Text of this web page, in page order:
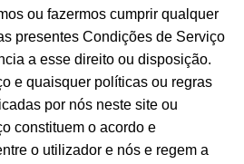
ou fazermos cumprir qualquer
presentes Condições de Serviço
a esse direito ou disposição.
e quaisquer políticas ou regras
por nós neste site ou
constituem o acordo e
o utilizador e nós e regem a